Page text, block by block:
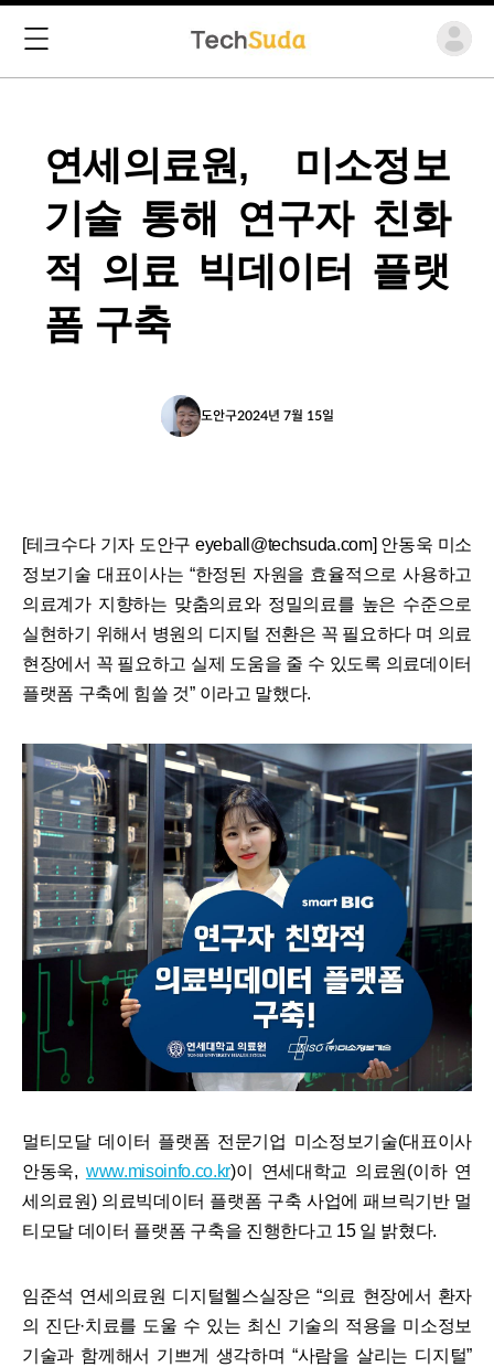
연세의료원, 미소정보
기술 통해 연구자 친화
적 의료 빅데이터 플랫
폼 구축
도안구2024년 7월 15일
[테크수다 기자 도안구 eyeball@techsuda.com] 안동욱 미소
정보기술 대표이사는 “한정된 자원을 효율적으로 사용하고
의료계가 지향하는 맞춤의료와 정밀의료를 높은 수준으로
실현하기 위해서 병원의 디지털 전환은 꼭 필요하다 며 의료
현장에서 꼭 필요하고 실제 도움을 줄 수 있도록 의료데이터
플랫폼 구축에 힘쓸 것” 이라고 말했다.
멀티모달 데이터 플랫폼 전문기업 미소정보기술(대표이사
안동욱, www.misoinfo.co.kr)이 연세대학교 의료원(이하 연
세의료원) 의료빅데이터 플랫폼 구축 사업에 패브릭기반 멀
티모달 데이터 플랫폼 구축을 진행한다고 15 일 밝혔다.
임준석 연세의료원 디지털헬스실장은 “의료 현장에서 환자
의 진단·치료를 도울 수 있는 최신 기술의 적용을 미소정보
기술과 함께해서 기쁘게 생각하며 “사람을 살리는 디지털”